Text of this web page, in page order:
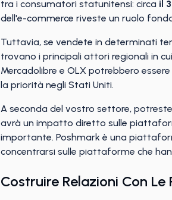
tra i consumatori statunitensi: circa il
dell'e-commerce riveste un ruolo
Tuttavia, se vendete in determinati
trovano i principali attori regionali in
Mercadolibre e OLX potrebbero
la priorità negli Stati Uniti.
A seconda del vostro settore,
avrà un impatto diretto sulle
importante. Poshmark è una
concentrarsi sulle piattaforme che
Costruire Relazioni Con